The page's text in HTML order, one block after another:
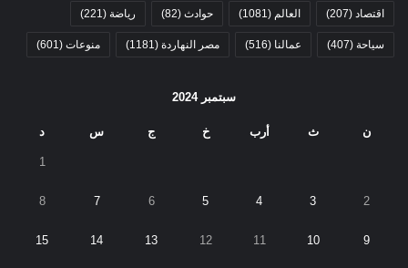
اقتصاد (207) العالم (1081) حوادث (82) رياضة (221)
سياحة (407) عمالنا (516) مصر النهاردة (1181) منوعات (601)
سبتمبر 2024
ن ث أرب خ ج س د
1
2
3
4
5
6
7
8
9
10
11
12
13
14
15